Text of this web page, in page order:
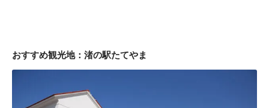
おすすめ観光地：渚の駅たてやま